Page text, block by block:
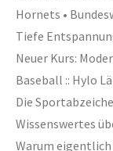
Hornets •
Tiefe
Neuer Kurs:
Baseball :: Hylo
Die
Wissenswertes
Warum